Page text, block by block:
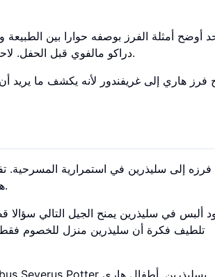
أوضح أمثلة الفرز بوصفه حوارا بين
دراكو مالفوي قبل الحفل. لاحقا، تجعل القصة ذلك الانطباع الأول أكثر تعقيدا. لا يملك أي منزل الخير أو الشر وحده.
فرز هاري إلى غريفندور لأنه يكشف ما يريد
هاري نفسه هو غريفندور، ولأن سليذرين يحمل وزنا عاطفيا كبيرا في السلسلة الأصلية.
ألبس في سليذرين يمنح الجيل التالي سؤالا
تلطيف فكرة أن سليذرين منزل للخصوم